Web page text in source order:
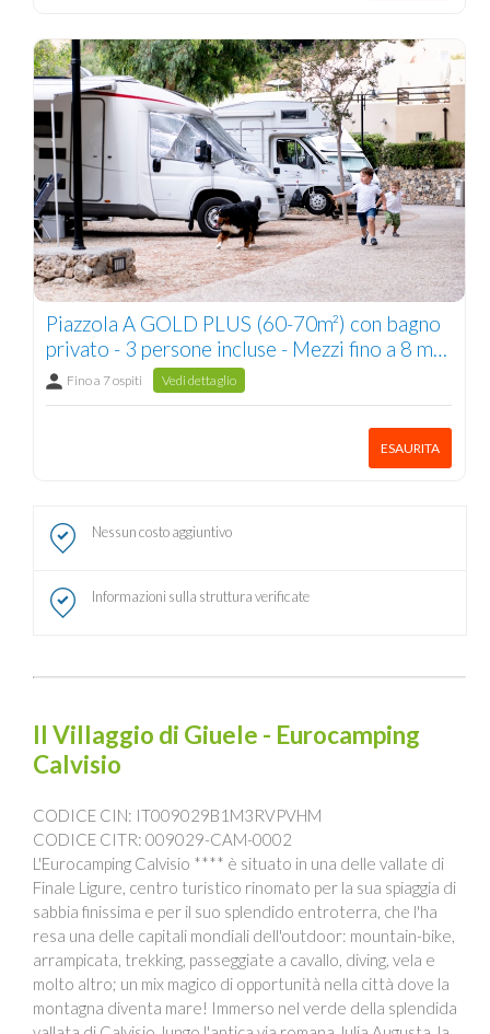
Piazzola A GOLD PLUS (60-70m²) con bagno
privato - 3 persone incluse - Mezzi fino a 8 m
3/7 pers.
Fino a 7 ospiti Vedi dettaglio
ESAURITA
Nessun costo aggiuntivo
Informazioni sulla struttura verificate
Il Villaggio di Giuele - Eurocamping
Calvisio
CODICE CIN: IT009029B1M3RVPVHM
CODICE CITR: 009029-CAM-0002
L'Eurocamping Calvisio **** è situato in una delle vallate di
Finale Ligure, centro turistico rinomato per la sua spiaggia di
sabbia finissima e per il suo splendido entroterra, che l'ha
resa una delle capitali mondiali dell'outdoor: mountain-bike,
arrampicata, trekking, passeggiate a cavallo, diving, vela e
molto altro; un mix magico di opportunità nella città dove la
montagna diventa mare! Immerso nel verde della splendida